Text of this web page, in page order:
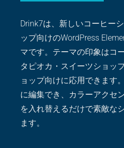
Drink7は、新しいコーヒー
ップ向けのWordPress
マです。テーマの印象はコ
タピオカ・スイーツショッ
ョップ向けに応用できます
に編集でき、カラーアクセ
を入れ替えるだけで素敵な
ます。